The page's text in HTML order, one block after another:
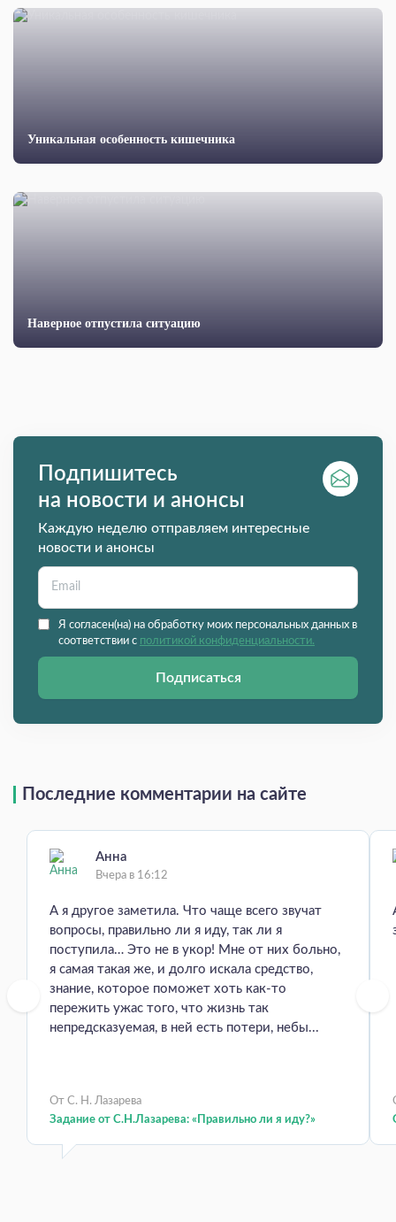
Уникальная особенность кишечника
Наверное отпустила ситуацию
Подпишитесь
на новости и анонсы
Каждую неделю отправляем интересные
новости и анонсы
Я согласен(на) на обработку моих персональных данных в
соответствии с политикой конфиденциальности.
Подписаться
Последние комментарии на сайте
Анна
Вчера в 16:12
А я другое заметила. Что чаще всего звучат
вопросы, правильно ли я иду, так ли я
поступила… Это не в укор! Мне от них больно,
я самая такая же, и долго искала средство,
знание, которое поможет хоть как-то
пережить ужас того, что жизнь так
непредсказуемая, в ней есть потери, небы...
От С. Н. Лазарева
Задание от С.Н.Лазарева: «Правильно ли я иду?»